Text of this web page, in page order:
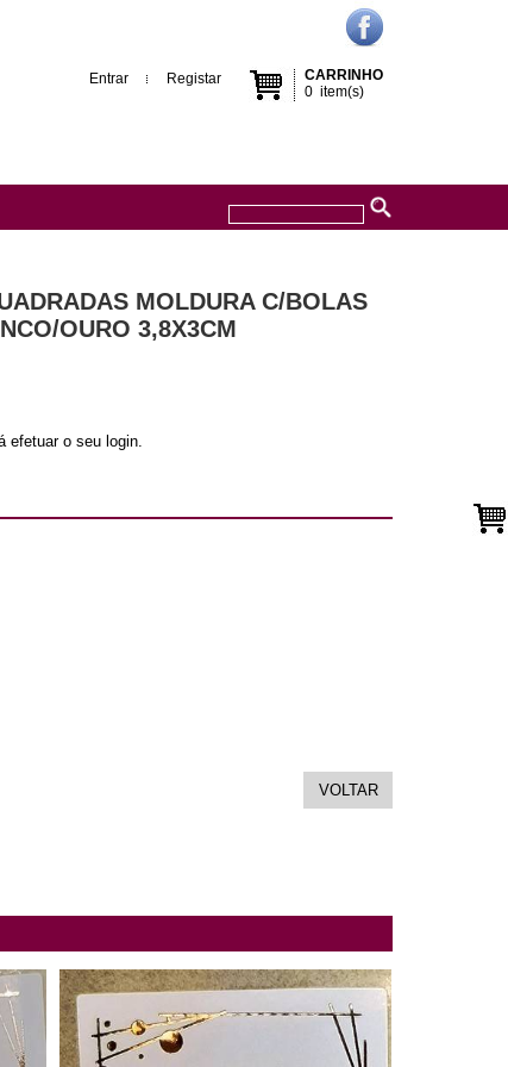
CARRINHO
0 item(s)
Entrar Registar
MOLDURA C/BOLAS
OURO 3,8X3CM
efetuar o seu login.